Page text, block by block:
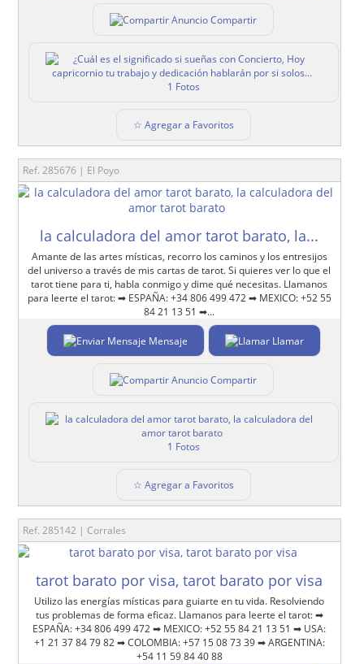
Compartir
1 Fotos
☆ Agregar a Favoritos
Ref. 285676 | El Poyo
la calculadora del amor tarot barato, la...
Amante de las artes místicas, recorro los caminos y los entresijos
del universo a través de mis cartas de tarot. Si quieres ver lo que el
tarot tiene para ti, habla conmigo y dime qué necesitas. Llamanos
para leerte el tarot: ➡ ESPAÑA: +34 806 499 472 ➡ MEXICO: +52 55
84 21 13 51 ➡...
Mensaje Llamar
Compartir
1 Fotos
☆ Agregar a Favoritos
Ref. 285142 | Corrales
tarot barato por visa, tarot barato por visa
Utilizo las energías místicas para guiarte en tu vida. Resolviendo
tus problemas de forma eficaz. Llamanos para leerte el tarot: ➡
ESPAÑA: +34 806 499 472 ➡ MEXICO: +52 55 84 21 13 51 ➡ USA:
+1 21 37 84 79 82 ➡ COLOMBIA: +57 15 08 73 39 ➡ ARGENTINA:
+54 11 59 84 40 88